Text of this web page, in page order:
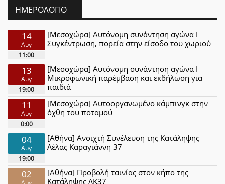
ΗΜΕΡΟΛΌΓΙΟ
14
Αυγ
11:00
[Μεσοχώρα] Αυτόνομη συνάντηση αγώνα Ι
Συγκέντρωση, πορεία στην είσοδο του χωριού
13
Αυγ
19:00
[Μεσοχώρα] Αυτόνομη συνάντηση αγώνα Ι
Μικροφωνική παρέμβαση και εκδήλωση για
παιδιά
11
Αυγ
0:00
[Μεσοχώρα] Αυτοοργανωμένο κάμπινγκ στην
όχθη του ποταμού
04
Αυγ
19:00
[Αθήνα] Ανοιχτή Συνέλευση της Κατάληψης
Λέλας Καραγιάννη 37
02
[Αθήνα] Προβολή ταινίας στον κήπο της
Κατάληψης ΛΚ37